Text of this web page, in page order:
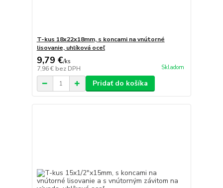
T-kus 18x22x18mm, s koncami na vnútorné
lisovanie, uhlíková oceľ
9,79 €/ks
7,96 € bez DPH Skladom
Pridať do košíka